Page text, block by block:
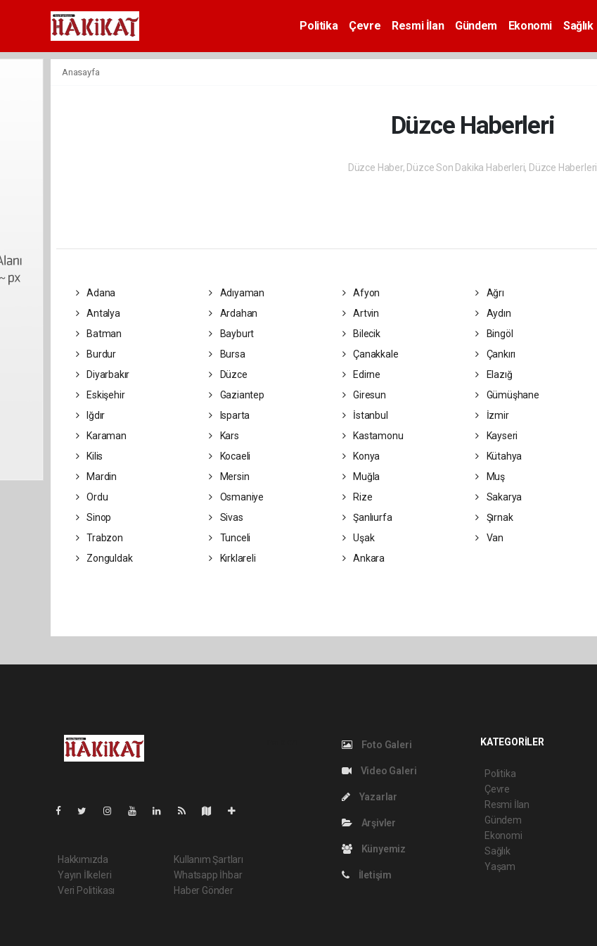
Politika Çevre Resmi İlan Gündem Ekonomi Sağlık
Anasayfa
Düzce Haberleri
Düzce Haber, Düzce Son Dakika Haberleri, Düzce Haberleri
Adana Adıyaman Afyon Ağrı
Antalya
Ardahan Artvin Aydın
Batman
Bayburt Bilecik Bingöl
Burdur
Bursa Çanakkale Çankırı
Diyarbakır
Düzce Edirne Elazığ
Eskişehir
Gaziantep Giresun Gümüşhane
Iğdır
Isparta İstanbul İzmir
Karaman
Kars Kastamonu Kayseri
Kilis
Kocaeli Konya Kütahya
Mardin
Mersin Muğla Muş
Ordu
Osmaniye Rize Sakarya
Sinop
Sivas Şanlıurfa Şırnak
Trabzon
Tunceli Uşak Van
Zonguldak
Kırklareli Ankara
Hakkımızda
Yayın İlkeleri
Veri Politikası
Kullanım Şartları
Whatsapp İhbar
Haber Gönder
Foto Galeri
Video Galeri
Yazarlar
Arşivler
Künyemiz
İletişim
KATEGORİLER
Politika
Çevre
Resmi İlan
Gündem
Ekonomi
Sağlık
Yaşam